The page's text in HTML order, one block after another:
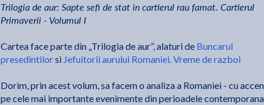
Trilogia de aur: Sapte sefi de stat in cartierul rau famat. Cartierul
Primaverii - Volumul I
Cartea face parte din „Trilogia de aur”, alaturi de Buncarul
presedintilorsi Jefuitorii aurului Romaniei. Vreme de razboi
Dorim, prin acest volum, sa facem o analiza a Romaniei - cu
pe cele mai importante evenimente din perioadele